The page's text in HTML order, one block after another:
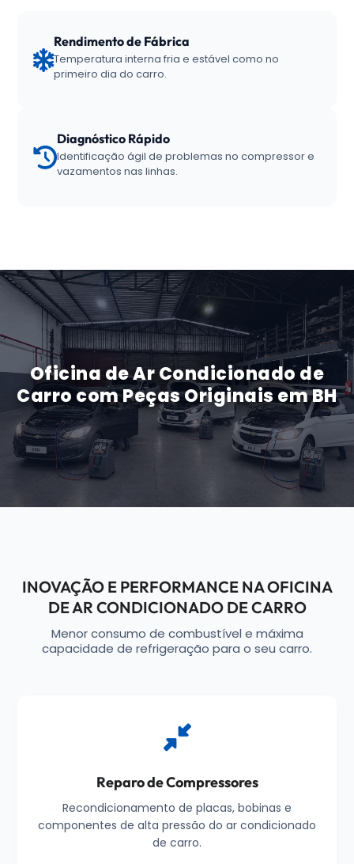
Rendimento de Fábrica
Temperatura interna fria e estável como no
primeiro dia do carro.
Diagnóstico Rápido
Identificação ágil de problemas no compressor e
vazamentos nas linhas.
Oficina de Ar Condicionado de
Carro com Peças Originais em BH
INOVAÇÃO E PERFORMANCE NA OFICINA
DE AR CONDICIONADO DE CARRO
Menor consumo de combustível e máxima
capacidade de refrigeração para o seu carro.
Reparo de Compressores
Recondicionamento de placas, bobinas e
componentes de alta pressão do ar condicionado
de carro.